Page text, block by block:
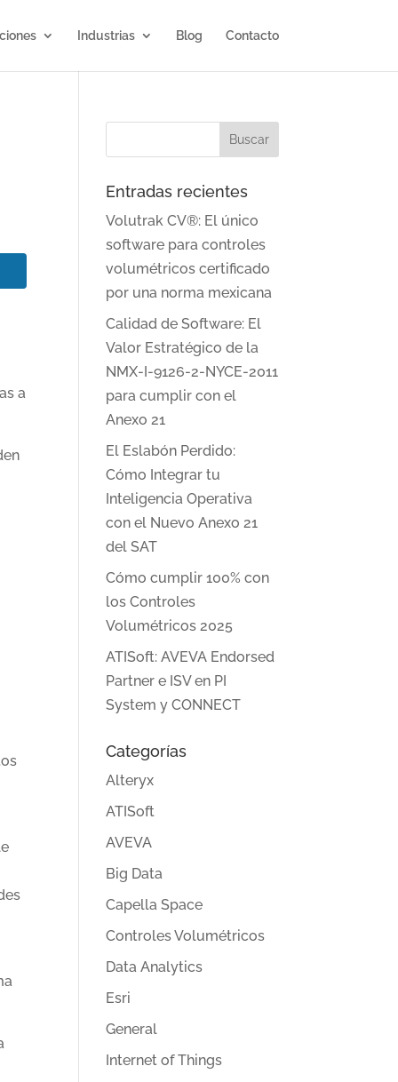
Industrias Blog Contacto
a
Entradas recientes
Volutrak CV®: El único
software para controles
volumétricos certificado
por una norma mexicana
Calidad de Software: El
Valor Estratégico de la
NMX-I-9126-2-NYCE-2011
para cumplir con el
Anexo 21
El Eslabón Perdido:
Cómo Integrar tu
Inteligencia Operativa
con el Nuevo Anexo 21
del SAT
Cómo cumplir 100% con
los Controles
Volumétricos 2025
ATISoft: AVEVA Endorsed
Partner e ISV en PI
System y CONNECT
Categorías
Alteryx
ATISoft
AVEVA
Big Data
Capella Space
Controles Volumétricos
Data Analytics
Esri
General
Internet of Things